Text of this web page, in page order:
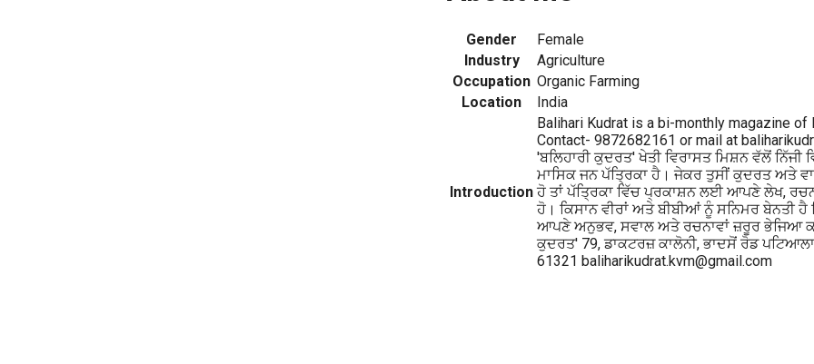
Gender
Female
Industry
Agriculture
Occupation Organic Farming
Location
India
Introduction
Balihari Kudrat is a bi-monthly magazine
Contact- 9872682161 or mail at
'ਬਲਿਹਾਰੀ ਕੁਦਰਤ' ਖੇਤੀ ਵਿਰਾਸਤ ਮਿਸ਼ਨ ਵੱਲੋਂ
ਮਾਸਿਕ ਜਨ ਪੱਤ੍ਰਿਕਾ ਹੈ। ਜੇਕਰ ਤੁਸੀਂ ਕੁਦਰਤ ਅਤੇ
ਹੋ ਤਾਂ ਪੱਤ੍ਰਿਕਾ ਵਿੱਚ ਪ੍ਰਕਾਸ਼ਨ ਲਈ ਆਪਣੇ ਲੇਖ,
ਹੋ। ਕਿਸਾਨ ਵੀਰਾਂ ਅਤੇ ਬੀਬੀਆਂ ਨੂੰ ਸਨਿਮਰ ਬੇਨਤੀ ਹੈ
ਆਪਣੇ ਅਨੁਭਵ, ਸਵਾਲ ਅਤੇ ਰਚਨਾਵਾਂ ਜ਼ਰੂਰ ਭੇਜਿਆ
ਕੁਦਰਤ' 79, ਡਾਕਟਰਜ਼ ਕਾਲੋਨੀ, ਭਾਦਸੋਂ ਰੋਡ
61321 baliharikudrat.kvm@gmail.com